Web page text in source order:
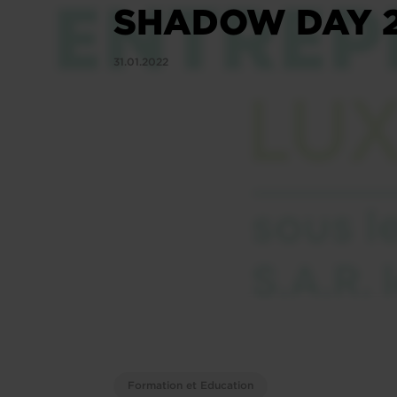
SHADOW DAY
31.01.2022
Formation et Education